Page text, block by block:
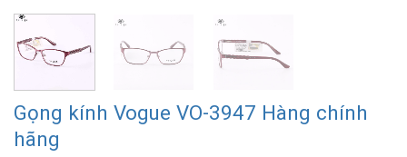
Gọng kính Vogue VO-3947 Hàng chính
hãng